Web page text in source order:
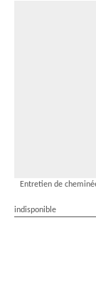
Entretien de
indisponible